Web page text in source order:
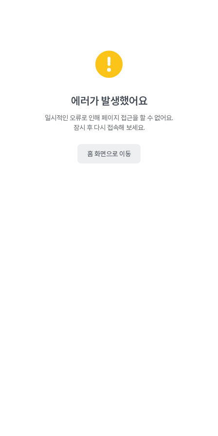
에러가 발생했어요
일시적인 오류로 인해 페이지 접근을 할 수 없어요.
잠시 후 다시 접속해 보세요.
홈 화면으로 이동